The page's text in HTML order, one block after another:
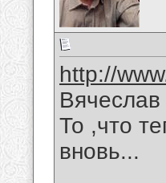
http://
То ,что
вновь...